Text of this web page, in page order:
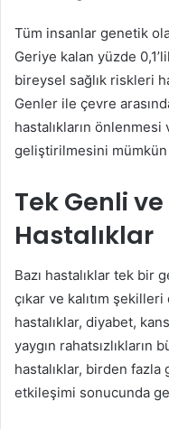
Tüm insanlar genetik
Geriye kalan yüzde
bireysel sağlık riskleri
Genler ile çevre
hastalıkların
geliştirilmesini mümkün
Tek Genli
Hastalıklar
Bazı hastalıklar tek bir
çıkar ve kalıtım
hastalıklar, diyabet,
yaygın rahatsızlıkların
hastalıklar, birden
etkileşimi sonucunda